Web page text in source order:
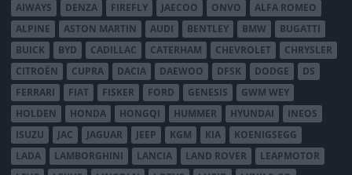
AIWAYS DENZA FIREFLY JAECOO ONVO
ALFA ROMEO
ALPINE
ASTON MARTIN AUDI BENTLEY BMW
BUGATTI
BUICK
BYD CADILLAC CATERHAM CHEVROLET
CHRYSLER
CITROËN
CUPRA DACIA DAEWOO DFSK DODGE
DS
FERRARI
FIAT FISKER FORD GENESIS
GWM WEY
HOLDEN
HONDA HONGQI HUMMER HYUNDAI
INEOS
ISUZU
JAC JAGUAR JEEP KGM KIA
KOENIGSEGG
LADA
LAMBORGHINI LANCIA LAND ROVER
LEAPMOTOR